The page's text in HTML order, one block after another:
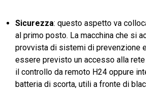
Sicurezza: questo aspetto va
al primo posto. La macchina che si
provvista di sistemi di prevenzione
essere previsto un accesso alla
il controllo da remoto H24 oppure
batteria di scorta, utili a fronte di